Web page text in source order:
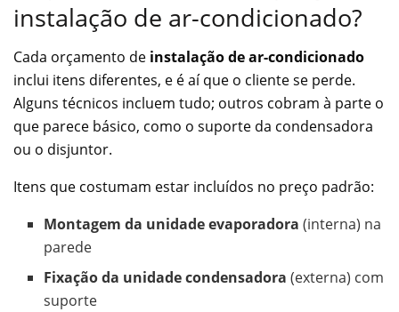
instalação de ar-condicionado?
Cada orçamento de instalação de ar-condicionado
inclui itens diferentes, e é aí que o cliente se perde.
Alguns técnicos incluem tudo; outros cobram à parte o
que parece básico, como o suporte da condensadora
ou o disjuntor.
Itens que costumam estar incluídos no preço padrão:
Montagem da unidade evaporadora (interna) na
parede
Fixação da unidade condensadora (externa) com
suporte